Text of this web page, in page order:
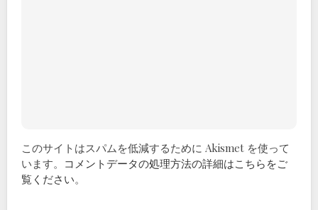
このサイトはスパムを低減するために Akismet を使って
います。 コメントデータの処理方法の詳細はこちらをご
覧ください。